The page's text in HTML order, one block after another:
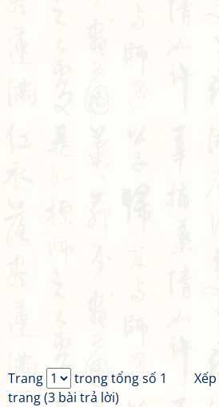
Trang
trong tổng số 1
trang (3 bài trả lời)